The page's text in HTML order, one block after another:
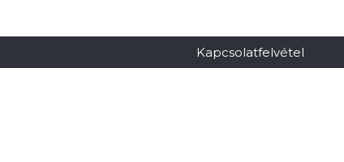
Kapcsolatfelvétel